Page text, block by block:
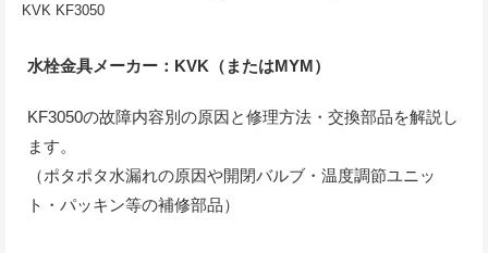
KVK KF3050
水栓金具メーカー：KVK（またはMYM）
KF3050の故障内容別の原因と修理方法・交換部品を解説し
ます。
（ポタポタ水漏れの原因や開閉バルブ・温度調節ユニッ
ト・パッキン等の補修部品）